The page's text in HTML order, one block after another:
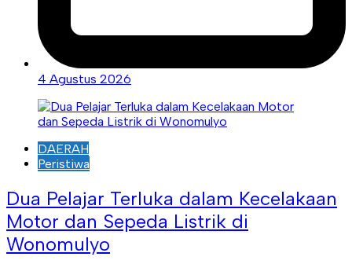
4 Agustus 2026
DAERAH
Peristiwa
Dua Pelajar Terluka dalam Kecelakaan
Motor dan Sepeda Listrik di
Wonomulyo